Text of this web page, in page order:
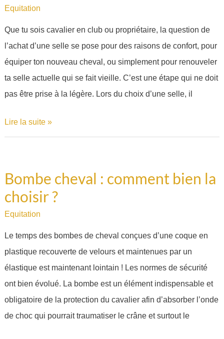
Equitation
Que tu sois cavalier en club ou propriétaire, la question de
l’achat d’une selle se pose pour des raisons de confort, pour
équiper ton nouveau cheval, ou simplement pour renouveler
ta selle actuelle qui se fait vieille. C’est une étape qui ne doit
pas être prise à la légère. Lors du choix d’une selle, il
bien
la
choisir
?
Lire la suite »
Bombe cheval : comment bien la
choisir ?
Equitation
Le temps des bombes de cheval conçues d’une coque en
plastique recouverte de velours et maintenues par un
élastique est maintenant lointain ! Les normes de sécurité
ont bien évolué. La bombe est un élément indispensable et
obligatoire de la protection du cavalier afin d’absorber l’onde
de choc qui pourrait traumatiser le crâne et surtout le
Bombe
cheval
bien
la
choisir
?